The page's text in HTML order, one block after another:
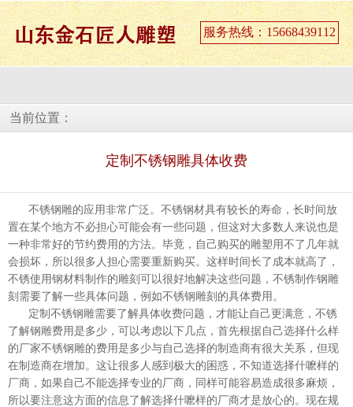
服务热线：15668439112
当前位置：
定制不锈钢雕具体收费
不锈钢雕的应用非常广泛。不锈钢材具有较长的寿命，长时间放
置在某个地方不必担心可能会有一些问题，但这对大多数人来说也是
一种非常好的节约费用的方法。毕竟，自己购买的雕塑用不了几年就
会损坏，所以很多人担心需要重新购买。这样时间长了成本就高了，
不锈使用钢材料制作的雕刻可以很好地解决这些问题，不锈制作钢雕
刻需要了解一些具体问题，例如不锈钢雕刻的具体费用。
定制不锈钢雕需要了解具体收费问题，才能让自己更满意，不锈
了解钢雕费用是多少，可以考虑以下几点，首先根据自己选择什么样
的厂家不锈钢雕的费用是多少与自己选择的制造商有很大关系，但现
在制造商在增加。这让很多人感到极大的困惑，不知道选择什嚒样的
厂商，如果自己不能选择专业的厂商，同样可能容易造成很多麻烦，
所以要注意这方面的信息了解选择什嚒样的厂商才是放心的。现在规